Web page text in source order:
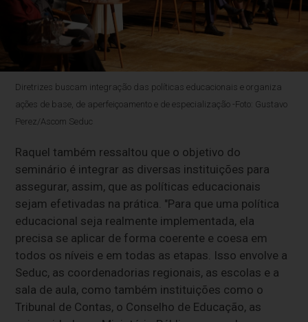
Diretrizes buscam integração das políticas educacionais e organiza
ações de base, de aperfeiçoamento e de especialização -Foto: Gustavo
Perez/Ascom Seduc
Raquel também ressaltou que o objetivo do
seminário é integrar as diversas instituições para
assegurar, assim, que as políticas educacionais
sejam efetivadas na prática. "Para que uma política
educacional seja realmente implementada, ela
precisa se aplicar de forma coerente e coesa em
todos os níveis e em todas as etapas. Isso envolve a
Seduc, as coordenadorias regionais, as escolas e a
sala de aula, como também instituições como o
Tribunal de Contas, o Conselho de Educação, as